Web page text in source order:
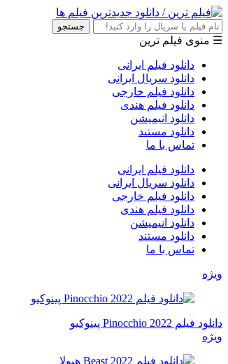
جستجو
☰ منوی فیلم ترین
دانلود فیلم ایرانی
دانلود سریال ایرانی
دانلود فیلم خارجی
دانلود فیلم هندی
دانلود انیمیشن
دانلود مستند
تماس با ما
دانلود فیلم ایرانی
دانلود سریال ایرانی
دانلود فیلم خارجی
دانلود فیلم هندی
دانلود انیمیشن
دانلود مستند
تماس با ما
ویژه
دانلود فیلم Pinocchio 2022 پینوکیو
ویژه